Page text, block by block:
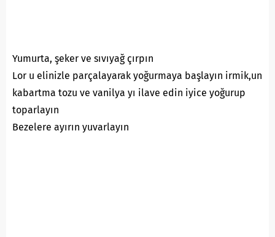
Yumurta, şeker ve sıvıyağ çırpın
Lor u elinizle parçalayarak yoğurmaya başlayın irmik,un
kabartma tozu ve vanilya yı ilave edin iyice yoğurup
toparlayın
Bezelere ayırın yuvarlayın